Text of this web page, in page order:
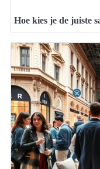
Hoe kies je de juiste